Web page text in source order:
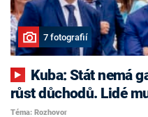
7 fotografií
růst důchodů. Lidé
Téma: Rozhovor